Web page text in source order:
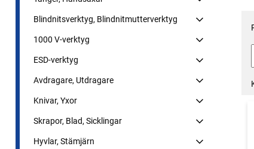
Blindnitsverktyg, Blindnitmutterverktyg
1000 V-verktyg
ESD-verktyg
Avdragare, Utdragare
Knivar, Yxor
Skrapor, Blad, Sicklingar
Hyvlar, Stämjärn